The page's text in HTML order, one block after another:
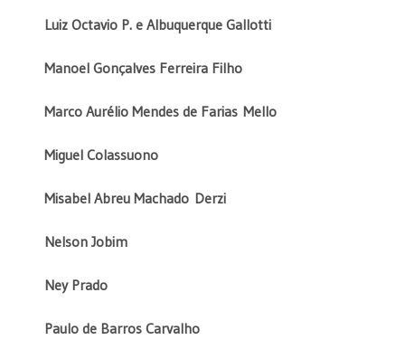
Luiz Octavio P. e Albuquerque Gallotti
Manoel Gonçalves Ferreira Filho
Marco Aurélio Mendes de Farias Mello
Miguel Colassuono
Misabel Abreu Machado Derzi
Nelson Jobim
Ney Prado
Paulo de Barros Carvalho